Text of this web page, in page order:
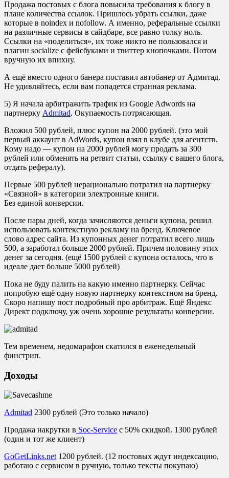
Продажа постовых с блога повысила требования к блогу в
плане количества ссылок. Пришлось убрать ссылки, даже
которые в noindex и nofollow. А именно, реферальные ссылки
на различные сервисы в сайдбаре, все равно толку ноль.
Ссылки на «поделиться», их тоже никто не пользовался и
плагин socialize с фейсбуками и твиттер кнопочками. Потом
вручную их впихну.
А ещё вместо одного банера поставил автобанер от Адмитад.
Не удивляйтесь, если вам попадется странная реклама.
5) Я начала арбитражить трафик из Google Adwords на
партнерку Admitad. Окупаемость потрясающая.
Вложил 500 рублей, плюс купон на 2000 рублей. (это мой
первый аккаунт в AdWords, купон взял в клубе для агентств.
Кому надо — купон на 2000 рублей могу продать за 300
рублей или обменять на ретвит статьи, ссылку с вашего блога,
отдать рефералу).
Первые 500 рублей нерационально потратил на партнерку
«Связной» в категории электронные книги.
Без единой конверсии.
После пары дней, когда зачисляются деньги купона, решил
использовать контекстную рекламу на бренд. Ключевое
слово адрес сайта. Из купонных денег потратил всего лишь
500, а заработал больше 2000 рублей. Причем половину этих
денег за сегодня. (ещё 1500 рублей с купона осталось, что в
идеале дает больше 5000 рублей)
Пока не буду палить на какую именно партнерку. Сейчас
попробую ещё одну новую партнерку контекстном на бренд.
Скоро напишу пост подробный про арбитраж. Ещё Яндекс
Директ подключу, уж очень хорошие результаты конверсии.
Тем временем, недомарафон скатился в еженедельный
финстрип.
Доходы
Admitad 2300 рублей (Это только начало)
Продажа накрутки в Soc-Service с 50% скидкой. 1300 рублей
(один и тот же клиент)
GoGetLinks.net1200 рублей. (12 постовых ждут индексацию,
работаю с сервисом в ручную, только тексты покупаю)